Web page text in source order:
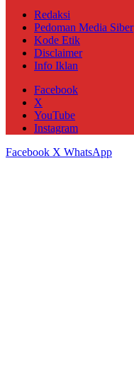
Redaksi
Pedoman Media Siber
Kode Etik
Disclaimer
Info Iklan
Facebook
X
YouTube
Instagram
Facebook X WhatsApp